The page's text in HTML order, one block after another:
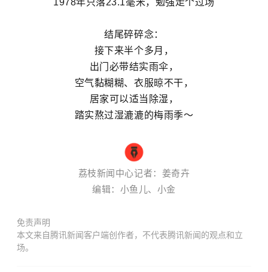
1978年只落23.1毫米，勉强走个过场
结尾碎碎念：
接下来半个多月，
出门必带结实雨伞，
空气黏糊糊、衣服晾不干，
居家可以适当除湿，
踏实熬过湿漉漉的梅雨季～
荔枝新闻中心记者：姜奇卉
编辑：小鱼儿、小金
免责声明
本文来自腾讯新闻客户端创作者，不代表腾讯新闻的观点和立
场。